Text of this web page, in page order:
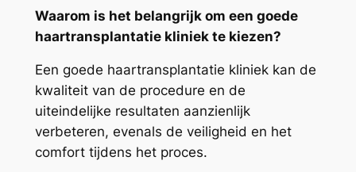
Waarom is het belangrijk om een goede
haartransplantatie kliniek te kiezen?
Een goede haartransplantatie kliniek kan de
kwaliteit van de procedure en de
uiteindelijke resultaten aanzienlijk
verbeteren, evenals de veiligheid en het
comfort tijdens het proces.